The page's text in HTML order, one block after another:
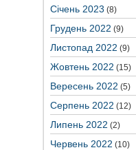
Січень 2023 (8)
Грудень 2022 (9)
Листопад 2022 (9)
Жовтень 2022 (15)
Вересень 2022 (5)
Серпень 2022 (12)
Липень 2022 (2)
Червень 2022 (10)